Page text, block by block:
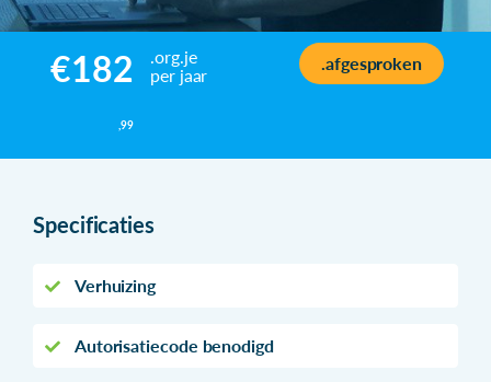
€182
,99
.org.je
per jaar
.afgesproken
Specificaties
Verhuizing
Autorisatiecode benodigd